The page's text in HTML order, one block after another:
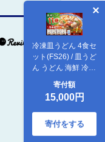
冷凍皿うどん 4食セ
ット(FS26) / 皿うど
ん うどん 海鮮 冷凍
んかんじま はしま /
諫早市 / 株式会社白
雪食品 [AHAI002]
寄付額
15,000円
寄付をする